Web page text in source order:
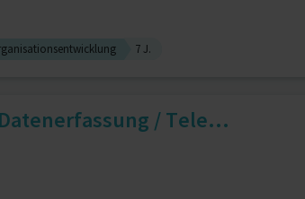
7 J.
/ Tele...